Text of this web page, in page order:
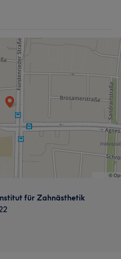
für Zahnästhetik